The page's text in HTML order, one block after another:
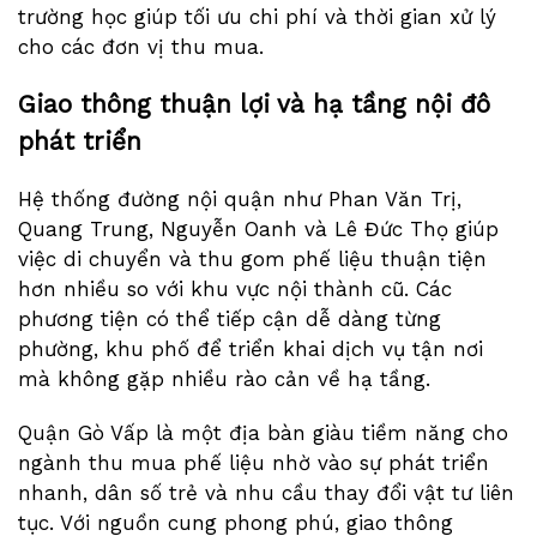
trường học giúp tối ưu chi phí và thời gian xử lý
cho các đơn vị thu mua.
Giao thông thuận lợi và hạ tầng nội đô
phát triển
Hệ thống đường nội quận như Phan Văn Trị,
Quang Trung, Nguyễn Oanh và Lê Đức Thọ giúp
việc di chuyển và thu gom phế liệu thuận tiện
hơn nhiều so với khu vực nội thành cũ. Các
phương tiện có thể tiếp cận dễ dàng từng
phường, khu phố để triển khai dịch vụ tận nơi
mà không gặp nhiều rào cản về hạ tầng.
Quận Gò Vấp là một địa bàn giàu tiềm năng cho
ngành thu mua phế liệu nhờ vào sự phát triển
nhanh, dân số trẻ và nhu cầu thay đổi vật tư liên
tục. Với nguồn cung phong phú, giao thông